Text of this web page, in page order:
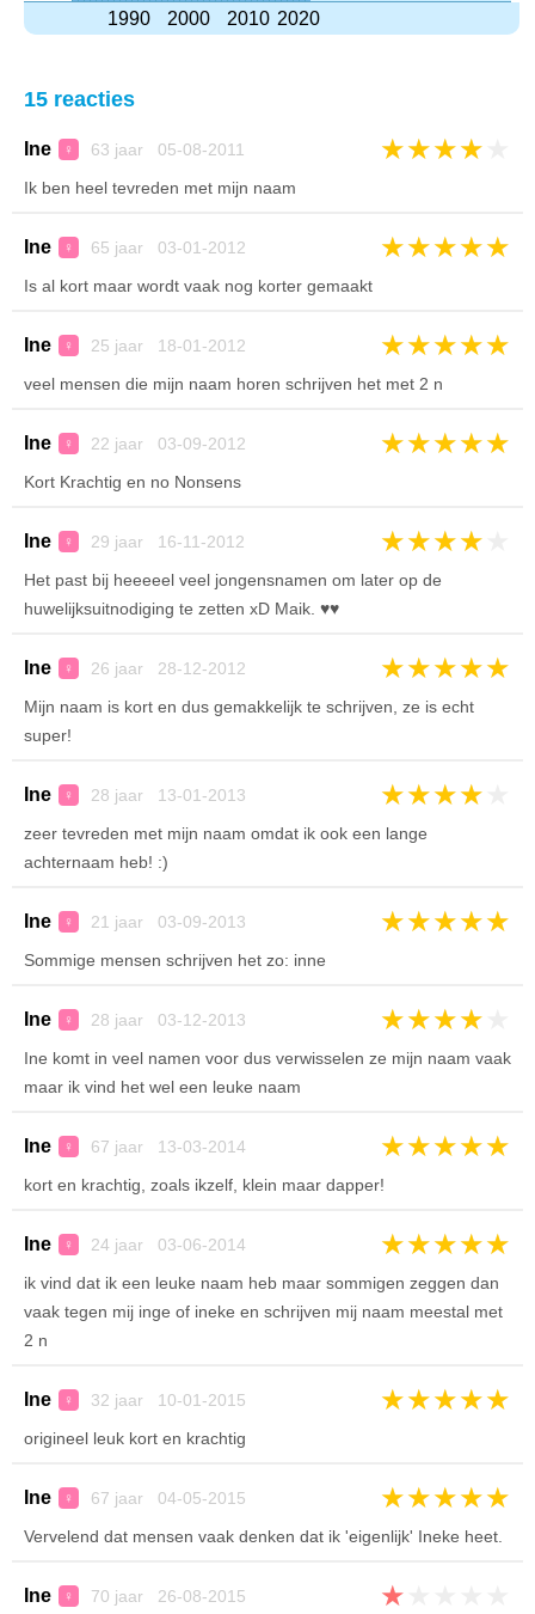
1990 2000 2010 2020
15 reacties
Ine ♀ 63 jaar 05-08-2011 ★★★★
Ik ben heel tevreden met mijn naam
Ine ♀ 65 jaar 03-01-2012 ★★★★★
Is al kort maar wordt vaak nog korter gemaakt
Ine ♀ 25 jaar 18-01-2012 ★★★★★
veel mensen die mijn naam horen schrijven het met 2 n
Ine ♀ 22 jaar 03-09-2012 ★★★★★
Kort Krachtig en no Nonsens
Ine ♀ 29 jaar 16-11-2012 ★★★★
Het past bij heeeeel veel jongensnamen om later op de
huwelijksuitnodiging te zetten xD Maik. ♥♥
Ine ♀ 26 jaar 28-12-2012 ★★★★★
Mijn naam is kort en dus gemakkelijk te schrijven, ze is echt
super!
Ine ♀ 28 jaar 13-01-2013 ★★★★
zeer tevreden met mijn naam omdat ik ook een lange
achternaam heb! :)
Ine ♀ 21 jaar 03-09-2013 ★★★★★
Sommige mensen schrijven het zo: inne
Ine ♀ 28 jaar 03-12-2013 ★★★★
Ine komt in veel namen voor dus verwisselen ze mijn naam vaak
maar ik vind het wel een leuke naam
Ine ♀ 67 jaar 13-03-2014 ★★★★★
kort en krachtig, zoals ikzelf, klein maar dapper!
Ine ♀ 24 jaar 03-06-2014 ★★★★★
ik vind dat ik een leuke naam heb maar sommigen zeggen dan
vaak tegen mij inge of ineke en schrijven mij naam meestal met
2 n
Ine ♀ 32 jaar 10-01-2015 ★★★★★
origineel leuk kort en krachtig
Ine ♀ 67 jaar 04-05-2015 ★★★★★
Vervelend dat mensen vaak denken dat ik 'eigenlijk' Ineke heet.
Ine ♀ 70 jaar 26-08-2015 ★